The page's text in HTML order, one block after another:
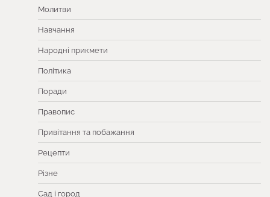
Молитви
Навчання
Народні прикмети
Політика
Поради
Правопис
Привітання та побажання
Рецепти
Різне
Сад і город